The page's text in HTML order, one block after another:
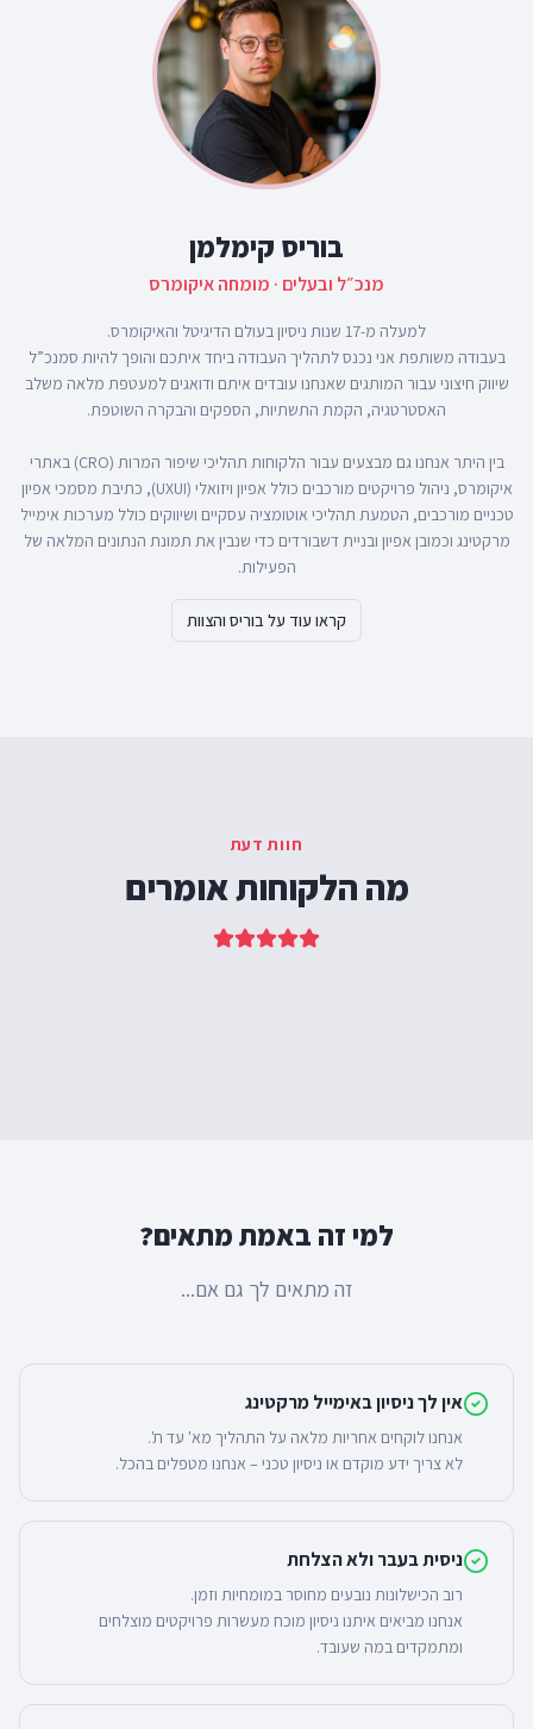
בוריס קימלמן
מנכ״ל ובעלים · מומחה איקומרס
בעבודה משותפת אני נכנס לתהליך העבודה ביחד איתכם והופך להיות סמנכ”ל
שיווק חיצוני עבור המותגים שאנחנו עובדים איתם ודואגים למעטפת מלאה משלב
בין היתר אנחנו גם מבצעים עבור הלקוחות תהליכי שיפור המרות (CRO) באתרי
איקומרס, ניהול פרויקטים מורכבים כולל אפיון ויזואלי (UXUI), כתיבת מסמכי אפיון
טכניים מורכבים, הטמעת תהליכי אוטומציה עסקיים ושיווקים כולל מערכות אימייל
מרקטינג וכמובן אפיון ובניית דשבורדים כדי שנבין את תמונת הנתונים המלאה של
הפעילות.
קראו עוד על בוריס והצוות
חוות דעת
מה הלקוחות אומרים
למי זה באמת מתאים?
זה מתאים לך גם אם...
אין לך ניסיון באימייל מרקטינג
לא צריך ידע מוקדם או ניסיון טכני – אנחנו מטפלים בהכל.
ניסית בעבר ולא הצלחת
אנחנו מביאים איתנו ניסיון מוכח מעשרות פרויקטים מוצלחים
ומתמקדים במה שעובד.